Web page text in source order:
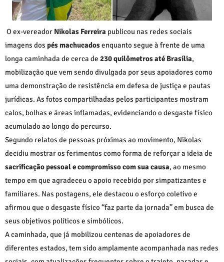
O ex-vereador Nikolas Ferreira publicou nas redes sociais
imagens dos pés machucadosenquanto segue à frente de uma
longa caminhada de cerca de 230 quilômetros até Brasília,
mobilização que vem sendo divulgada por seus apoiadores como
uma demonstração de resistência em defesa de justiça e pautas
jurídicas. As fotos compartilhadas pelos participantes mostram
calos, bolhas e áreas inflamadas, evidenciando o desgaste físico
acumulado ao longo do percurso.
Segundo relatos de pessoas próximas ao movimento, Nikolas
decidiu mostrar os ferimentos como forma de reforçar a ideia de
sacrificação pessoal e compromisso com sua causa, ao mesmo
tempo em que agradeceu o apoio recebido por simpatizantes e
familiares. Nas postagens, ele destacou o esforço coletivo e
afirmou que o desgaste físico “faz parte da jornada” em busca de
seus objetivos políticos e simbólicos.
A caminhada, que já mobilizou centenas de apoiadores de
diferentes estados, tem sido amplamente acompanhada nas redes